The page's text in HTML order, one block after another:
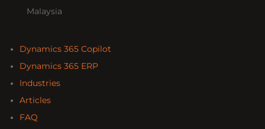
Malaysia
Dynamics 365 Copilot
Dynamics 365 ERP
Industries
Articles
FAQ